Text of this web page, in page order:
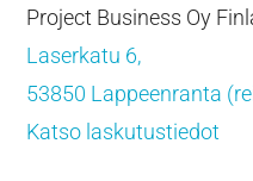
Project Business Oy
Laserkatu 6,
53850 Lappeenranta
Katso laskutustiedot